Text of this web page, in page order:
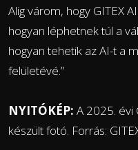
Alig várom, hogy GITEX
hogyan léphetnek túl a
hogyan tehetik az AI-t a
felületévé.”
NYITÓKÉP: A 2025. évi
készült fotó. Forrás: